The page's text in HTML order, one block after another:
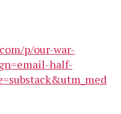
p/our-war-
half-